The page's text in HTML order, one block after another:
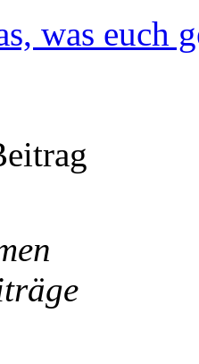
was euch